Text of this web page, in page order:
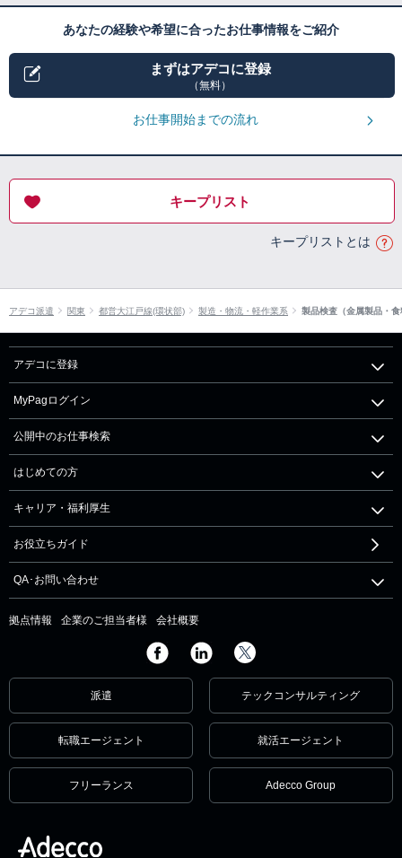
あなたの経験や希望に合ったお仕事情報をご紹介
まずはアデコに登録
（無料）
お仕事開始までの流れ
キープリスト
キープリストとは
アデコ派遣 関東 都営大江戸線(環状部) 製造・物流・軽作業系 製品検査（金属製品・
アデコに登録
MyPagログイン
公開中のお仕事検索
はじめての方
キャリア・福利厚生
お役立ちガイド
QA･お問い合わせ
拠点情報 企業のご担当者様 会社概要
派遣 テックコンサルティング
転職エージェント 就活エージェント
フリーランス Adecco Group